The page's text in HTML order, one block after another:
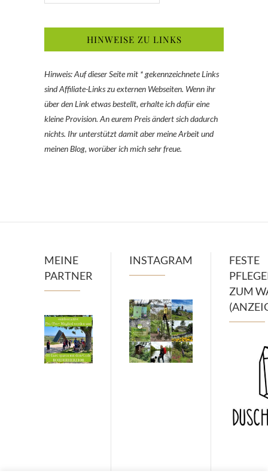
HINWEISE ZU LINKS
Hinweis: Auf dieser Seite mit * gekennzeichnete Links
sind Affiliate-Links zu externen Webseiten. Wenn ihr
über den Link etwas bestellt, erhalte ich dafür eine
kleine Provision. An eurem Preis ändert sich dadurch
nichts. Ihr unterstützt damit aber meine Arbeit und
meinen Blog, worüber ich mich sehr freue.
MEINE
PARTNER
INSTAGRAM
FESTE
ZUM